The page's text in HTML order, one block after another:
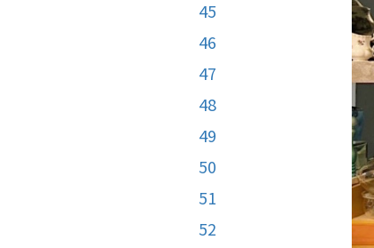
45
46
47
48
49
50
51
52